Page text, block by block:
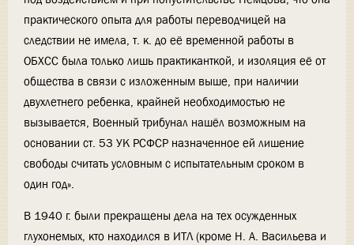
практического опыта для работы переводчицей на
следствии не имела, т. к. до её временной работы в
ОБХСС была только лишь практиканткой, и изоляция её от
общества в связи с изложенным выше, при наличии
двухлетнего ребенка, крайней необходимостью не
вызывается, Военный трибунал нашёл возможным на
основании ст. 53 УК РСФСР назначенное ей лишение
свободы считать условным с испытательным сроком в
один год».
В 1940 г. были прекращены дела на тех осужденных
глухонемых, кто находился в ИТЛ (кроме Н. А. Васильева и